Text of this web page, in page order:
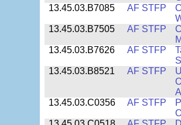
13.45.03.B7085
AF STFP
13.45.03.B7505
AF STFP
13.45.03.B7626
AF STFP
13.45.03.B8521
AF STFP
13.45.03.C0356
AF STFP